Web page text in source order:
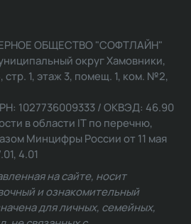
ОБЩЕСТВО "СОФТЛАЙН"
округ Хамовники,
стр. 1, этаж 3, помещ. 1, ком. №2,
1027736009333 / ОКВЭД: 46.90
в области IT по перечню,
Минцифры России от 11 мая
4.01
на сайте, носит
и ознакомительный
для личных, семейных,